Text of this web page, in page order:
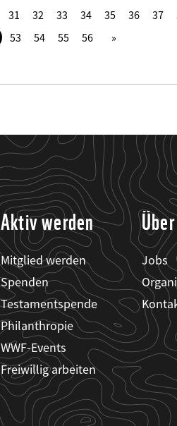
31 32 33 34 35 36 37
53 54 55 56
Aktiv werden
Mitglied werden
Spenden
Testamentspende
Philanthropie
WWF-Events
Freiwillig arbeiten
Jobs